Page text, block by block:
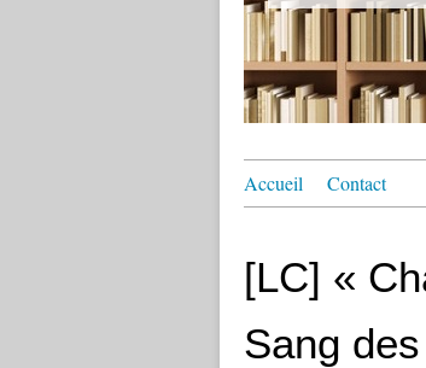
Accueil Contact
[LC] «
Sang